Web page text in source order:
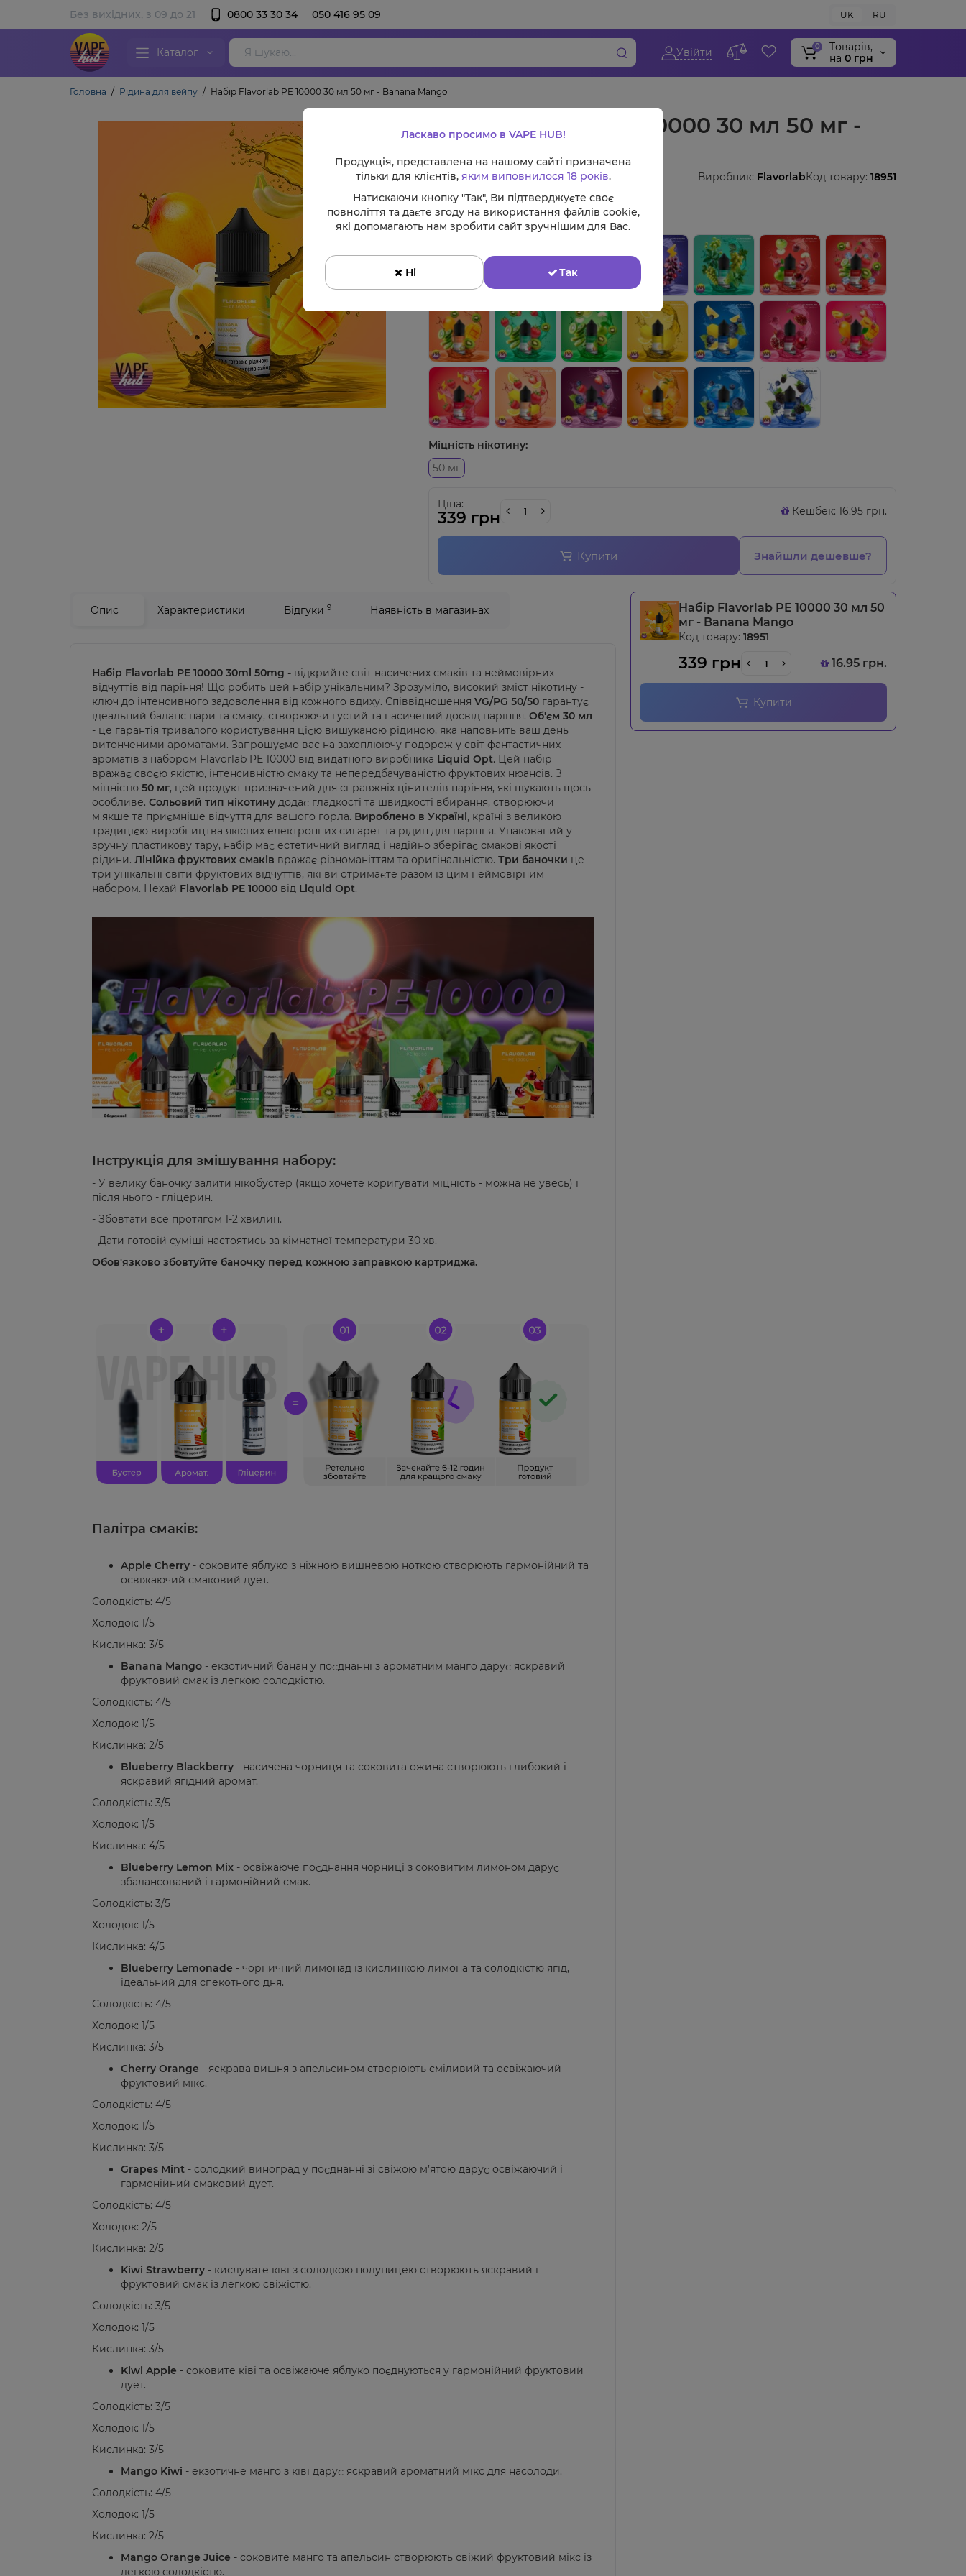
Без вихідних, з 09 до 21 0800 33 30 34 050 416 95 09 UK RU
Каталог Увійти 0
Tоварів,
на 0 грн
Головна Рідина для вейпу Набір Flavorlab PE 10000 30 мл 50 мг - Banana Mango
Набір Flavorlab PE 10000 30 мл 50 мг -
Banana Mango
Виробник: FlavorlabКод товару: 18951
Смак:
Міцність нікотину:
50 мг
Ціна:
339 грн Кешбек: 16.95 грн.
Купити Знайшли дешевше?
Опис Характеристики Відгуки 9 Наявність в магазинах
Набір Flavorlab PE 10000 30ml 50mg - відкрийте світ насичених смаків та неймовірних
відчуттів від паріння! Що робить цей набір унікальним? Зрозуміло, високий зміст нікотину -
ключ до інтенсивного задоволення від кожного вдиху. Співвідношення VG/PG 50/50 гарантує
ідеальний баланс пари та смаку, створюючи густий та насичений досвід паріння. Об'єм 30 мл
- це гарантія тривалого користування цією вишуканою рідиною, яка наповнить ваш день
витонченими ароматами. Запрошуємо вас на захоплюючу подорож у світ фантастичних
ароматів з набором Flavorlab PE 10000 від видатного виробника Liquid Opt. Цей набір
вражає своєю якістю, інтенсивністю смаку та непередбачуваністю фруктових нюансів. З
міцністю 50 мг, цей продукт призначений для справжніх цінителів паріння, які шукають щось
особливе. Сольовий тип нікотину додає гладкості та швидкості вбирання, створюючи
м'якше та приємніше відчуття для вашого горла. Вироблено в Україні, країні з великою
традицією виробництва якісних електронних сигарет та рідин для паріння. Упакований у
зручну пластикову тару, набір має естетичний вигляд і надійно зберігає смакові якості
рідини. Лінійка фруктових смаків вражає різноманіттям та оригінальністю. Три баночки це
три унікальні світи фруктових відчуттів, які ви отримаєте разом із цим неймовірним
набором. Нехай Flavorlab PE 10000 від Liquid Opt.
Інструкція для змішування набору:
- У велику баночку залити нікобустер (якщо хочете коригувати міцність - можна не увесь) і
після нього - гліцерин.
- Збовтати все протягом 1-2 хвилин.
- Дати готовій суміші настоятись за кімнатної температури 30 хв.
Обов'язково збовтуйте баночку перед кожною заправкою картриджа.
Палітра смаків:
Apple Cherry - соковите яблуко з ніжною вишневою ноткою створюють гармонійний та
освіжаючий смаковий дует.
Солодкість: 4/5
Холодок: 1/5
Кислинка: 3/5
Banana Mango - екзотичний банан у поєднанні з ароматним манго дарує яскравий
фруктовий смак із легкою солодкістю.
Солодкість: 4/5
Холодок: 1/5
Кислинка: 2/5
Blueberry Blackberry - насичена чорниця та соковита ожина створюють глибокий і
яскравий ягідний аромат.
Солодкість: 3/5
Холодок: 1/5
Кислинка: 4/5
Blueberry Lemon Mix - освіжаюче поєднання чорниці з соковитим лимоном дарує
збалансований і гармонійний смак.
Солодкість: 3/5
Холодок: 1/5
Кислинка: 4/5
Blueberry Lemonade - чорничний лимонад із кислинкою лимона та солодкістю ягід,
ідеальний для спекотного дня.
Солодкість: 4/5
Холодок: 1/5
Кислинка: 3/5
Cherry Orange - яскрава вишня з апельсином створюють сміливий та освіжаючий
фруктовий мікс.
Солодкість: 4/5
Холодок: 1/5
Кислинка: 3/5
Grapes Mint - солодкий виноград у поєднанні зі свіжою м’ятою дарує освіжаючий і
гармонійний смаковий дует.
Солодкість: 4/5
Холодок: 2/5
Кислинка: 2/5
Kiwi Strawberry - кислувате ківі з солодкою полуницею створюють яскравий і
фруктовий смак із легкою свіжістю.
Солодкість: 3/5
Холодок: 1/5
Кислинка: 3/5
Kiwi Apple - соковите ківі та освіжаюче яблуко поєднуються у гармонійний фруктовий
дует.
Солодкість: 3/5
Холодок: 1/5
Кислинка: 3/5
Mango Kiwi - екзотичне манго з ківі дарує яскравий ароматний мікс для насолоди.
Солодкість: 4/5
Холодок: 1/5
Кислинка: 2/5
Mango Orange Juice - соковите манго та апельсин створюють свіжий фруктовий мікс із
легкою солодкістю.
Набір Flavorlab PE 10000 30 мл 50
мг - Banana Mango
Код товару:18951
339 грн 16.95 грн.
Купити
Ласкаво просимо в VAPE HUB!
Продукція, представлена на нашому сайті призначена
тільки для клієнтів, яким виповнилося 18 років.
Натискаючи кнопку "Так", Ви підтверджуєте своє
повноліття та даєте згоду на використання файлів cookie,
які допомагають нам зробити сайт зручнішим для Вас.
Ні Так